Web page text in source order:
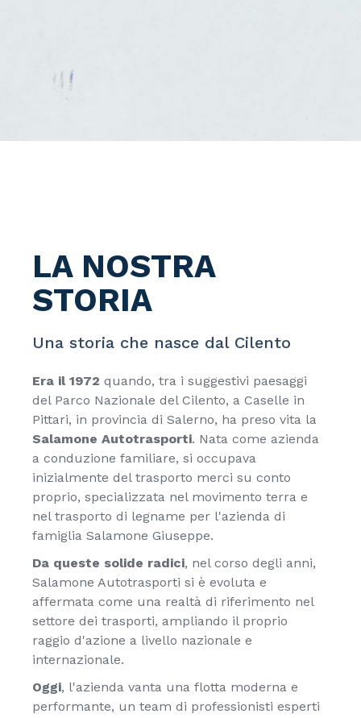
LA NOSTRA
STORIA
Una storia che nasce dal Cilento
Era il 1972 quando, tra i suggestivi paesaggi
del Parco Nazionale del Cilento, a Caselle in
Pittari, in provincia di Salerno, ha preso vita la
Salamone Autotrasporti. Nata come azienda
a conduzione familiare, si occupava
inizialmente del trasporto merci su conto
proprio, specializzata nel movimento terra e
nel trasporto di legname per l'azienda di
famiglia Salamone Giuseppe.
Da queste solide radici, nel corso degli anni,
Salamone Autotrasporti si è evoluta e
affermata come una realtà di riferimento nel
settore dei trasporti, ampliando il proprio
raggio d'azione a livello nazionale e
internazionale.
Oggi, l'azienda vanta una flotta moderna e
performante, un team di professionisti esperti